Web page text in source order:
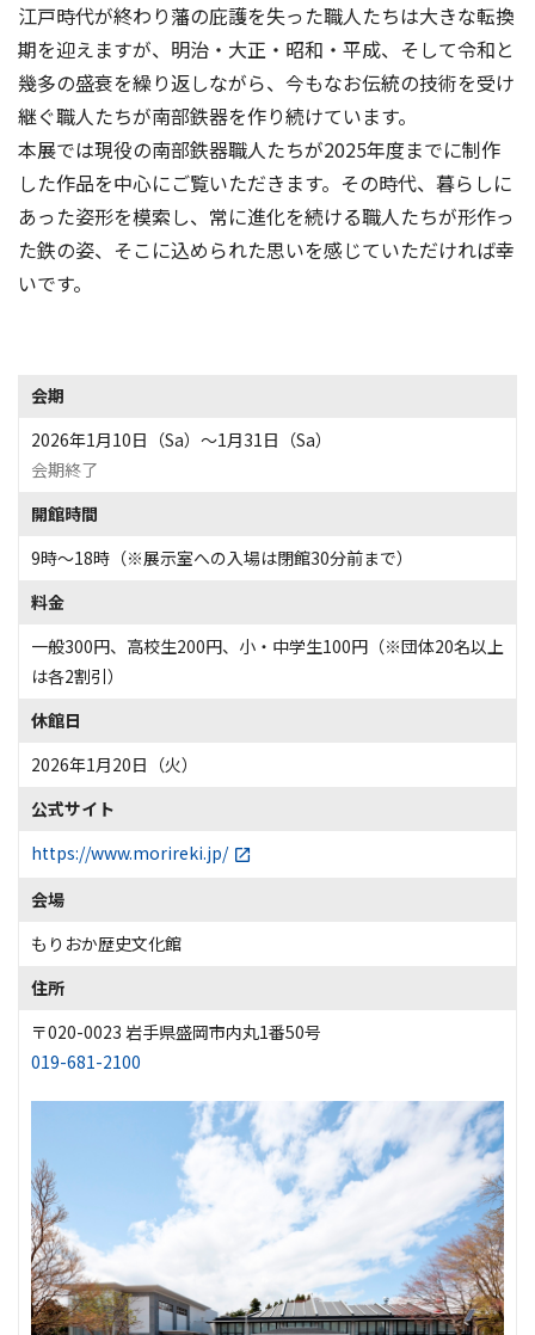
江戸時代が終わり藩の庇護を失った職人たちは大きな転換
期を迎えますが、明治・大正・昭和・平成、そして令和と
幾多の盛衰を繰り返しながら、今もなお伝統の技術を受け
継ぐ職人たちが南部鉄器を作り続けています。
本展では現役の南部鉄器職人たちが2025年度までに制作
した作品を中心にご覧いただきます。その時代、暮らしに
あった姿形を模索し、常に進化を続ける職人たちが形作っ
た鉄の姿、そこに込められた思いを感じていただければ幸
いです。
会期
2026年1月10日（Sa）〜1月31日（Sa）
会期終了
開館時間
9時～18時（※展示室への入場は閉館30分前まで）
料金
一般300円、高校生200円、小・中学生100円（※団体20名以上
は各2割引）
休館日
2026年1月20日（火）
公式サイト
https://www.morireki.jp/
会場
もりおか歴史文化館
住所
〒020-0023 岩手県盛岡市内丸1番50号
019-681-2100